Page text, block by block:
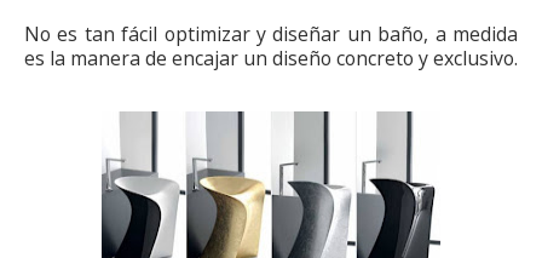
No es tan fácil optimizar y diseñar un baño, a medida
es la manera de encajar un diseño concreto y exclusivo.